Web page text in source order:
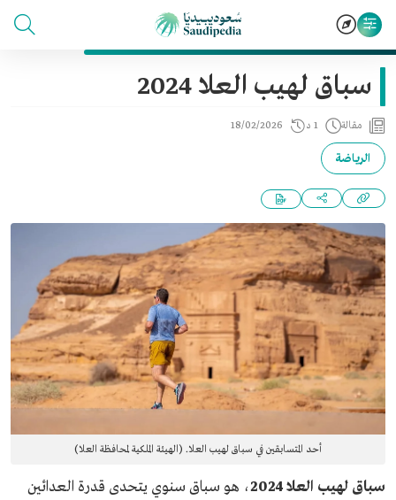
سباق لهيب العلا 2024
مقالة 1 د 18/02/2026
الرياضة
أحد المتسابقين في سباق لهيب العلا. (الهيئة الملكية لمحافظة العلا)
سباق لهيب العلا 2024
، هو سباق سنوي يتحدى قدرة العدائين